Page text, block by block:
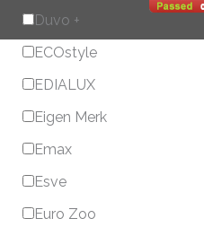
Duvo +
ECOstyle
EDIALUX
Eigen Merk
Emax
Esve
Euro Zoo